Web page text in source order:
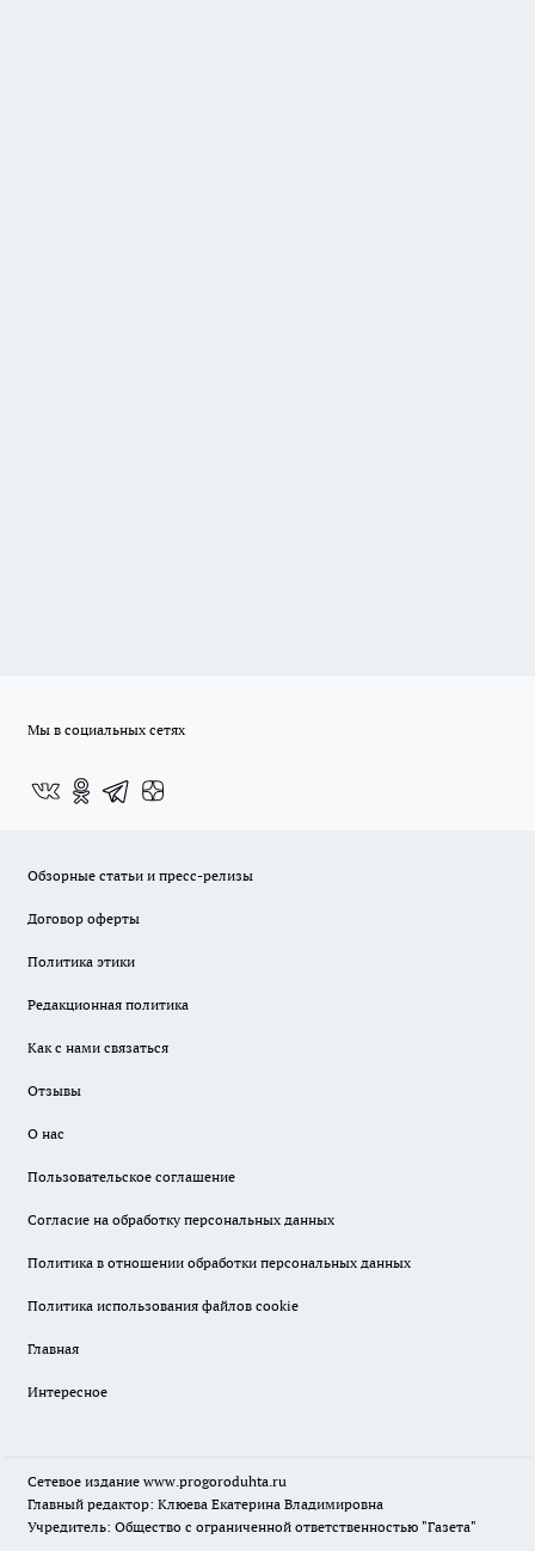
Мы в социальных сетях
Обзорные статьи и пресс-релизы
Договор оферты
Политика этики
Редакционная политика
Как с нами связаться
Отзывы
О нас
Пользовательское соглашение
Согласие на обработку персональных данных
Политика в отношении обработки персональных данных
Политика использования файлов cookie
Главная
Интересное
Сетевое издание www.progoroduhta.ru
Главный редактор: Клюева Екатерина Владимировна
Учредитель: Общество с ограниченной ответственностью "Газета"